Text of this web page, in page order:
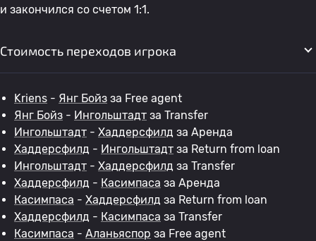
и закончился со счетом 1:1.
Стоимость переходов игрока
Kriens - Янг Бойз за Free agent
Янг Бойз - Ингольштадт за Transfer
Ингольштадт - Хаддерсфилд за Аренда
Хаддерсфилд - Ингольштадт за Return from loan
Ингольштадт - Хаддерсфилд за Transfer
Хаддерсфилд - Касимпаса за Аренда
Касимпаса - Хаддерсфилд за Return from loan
Хаддерсфилд - Касимпаса за Transfer
Касимпаса - Аланьяспор за Free agent